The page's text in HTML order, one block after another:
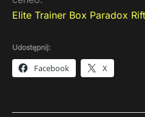
Elite Trainer Box Paradox
Udostępnij:
Facebook X